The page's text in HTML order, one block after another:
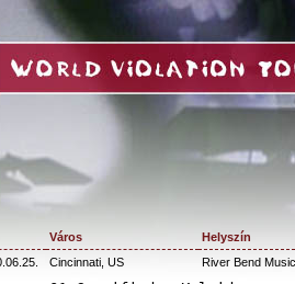
Város
Helyszín
Cincinnati, US
River Bend